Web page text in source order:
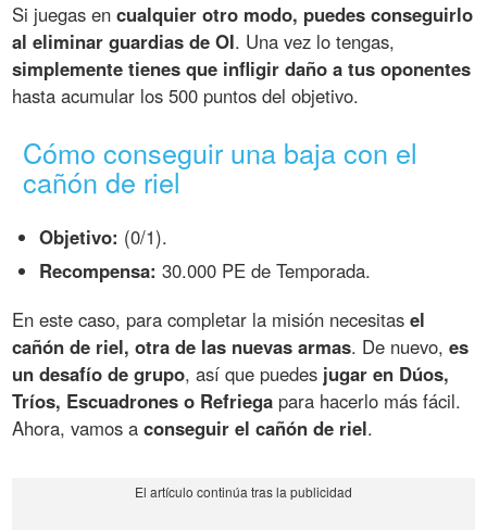
Si juegas encualquier otro modo, puedes conseguirlo
al eliminar guardias de OI. Una vez lo tengas,
simplemente tienes que infligir daño a tus oponentes
hasta acumular los 500 puntos del objetivo.
Cómo conseguir una baja con el
cañón de riel
Objetivo: (0/1).
Recompensa: 30.000 PE de Temporada.
En este caso, para completar la misión necesitasel
cañón de riel, otra de las nuevas armas. De nuevo,es
un desafío de grupo, así que puedes jugar en Dúos,
Tríos, Escuadrones o Refriega para hacerlo más fácil.
Ahora, vamos aconseguir el cañón de riel.